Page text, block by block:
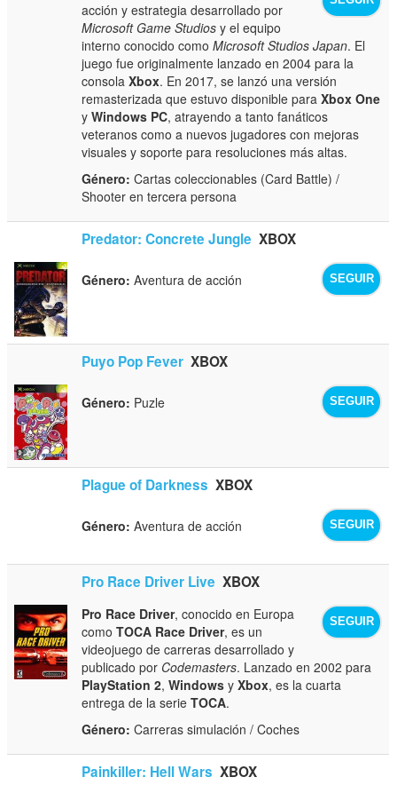
acción y estrategia desarrollado por
Microsoft Game Studios y el equipo
interno conocido comoMicrosoft Studios Japan. El
juego fue originalmente lanzado en 2004 para la
consolaXbox. En 2017, se lanzó una versión
remasterizada que estuvo disponible paraXbox One
yWindows PC, atrayendo a tanto fanáticos
veteranos como a nuevos jugadores con mejoras
visuales y soporte para resoluciones más altas.
Género: Cartas coleccionables (Card Battle) /
Shooter en tercera persona
Predator: Concrete Jungle XBOX
SEGUIR
Género: Aventura de acción
Puyo Pop Fever XBOX
SEGUIR
Género: Puzle
Plague of Darkness XBOX
SEGUIR
Género: Aventura de acción
Pro Race Driver Live XBOX
SEGUIR
Pro Race Driver, conocido en Europa
comoTOCA Race Driver, es un
videojuego de carreras desarrollado y
publicado por Codemasters. Lanzado en 2002 para
PlayStation 2,Windows yXbox, es la cuarta
entrega de la serieTOCA.
Género: Carreras simulación / Coches
Painkiller: Hell Wars XBOX